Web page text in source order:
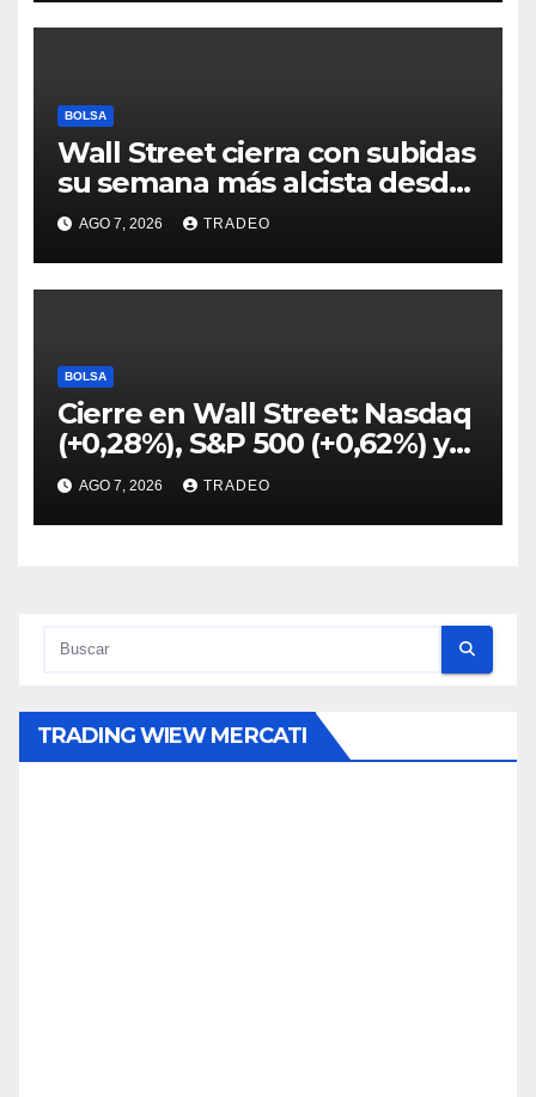
BOLSA
Wall Street cierra con subidas
su semana más alcista desde
abril
AGO 7, 2026 TRADEO
BOLSA
Cierre en Wall Street: Nasdaq
(+0,28%), S&P 500 (+0,62%) y
Nasdaq (+1,30%)
AGO 7, 2026 TRADEO
TRADING WIEW MERCATI